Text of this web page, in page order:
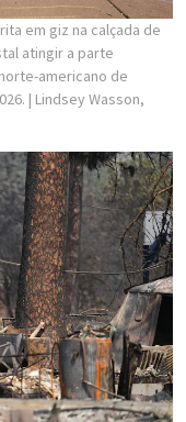
em giz na calçada de
atingir a parte
americano de
| Lindsey Wasson,